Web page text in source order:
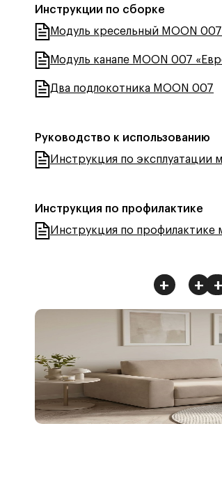
Инструкции по сборке
Модуль кресельный MOON
Модуль канапе MOON 007
Два подлокотника MOON 007
Руководство к использованию
Инструкция по эксплуатации
Инструкция по профилактике
Инструкция по профилактике
+ +
+
+
+